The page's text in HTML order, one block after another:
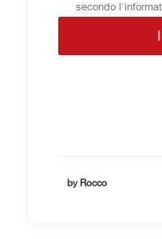
secondo
by Rocco